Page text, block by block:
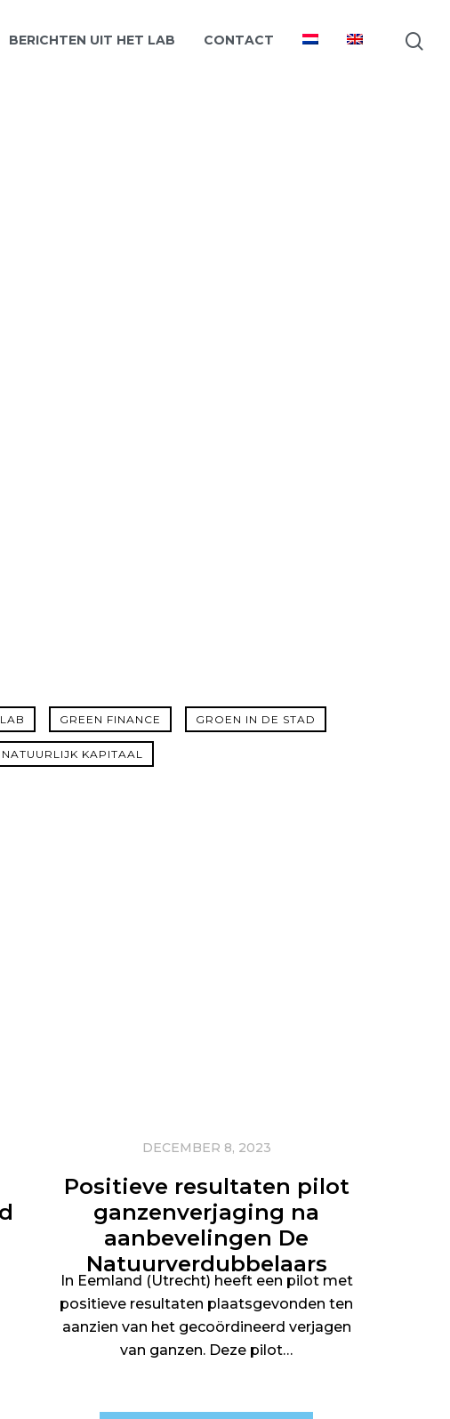
BERICHTEN UIT HET LAB CONTACT
GREEN FINANCE GROEN IN DE STAD
NATUURLIJK KAPITAAL
DECEMBER 8, 2023
Positieve resultaten pilot
ganzenverjaging na
aanbevelingen De
Natuurverdubbelaars
In Eemland (Utrecht) heeft een pilot met
positieve resultaten plaatsgevonden ten
aanzien van het gecoördineerd verjagen
van ganzen. Deze pilot…